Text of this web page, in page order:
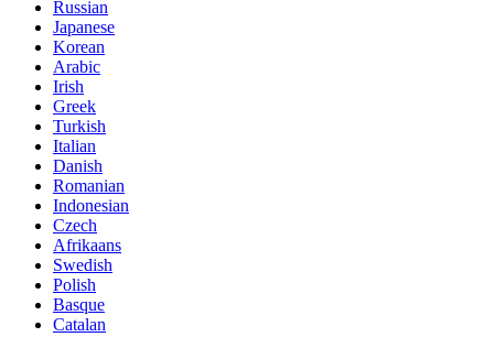
Russian
Japanese
Korean
Arabic
Irish
Greek
Turkish
Italian
Danish
Romanian
Indonesian
Czech
Afrikaans
Swedish
Polish
Basque
Catalan